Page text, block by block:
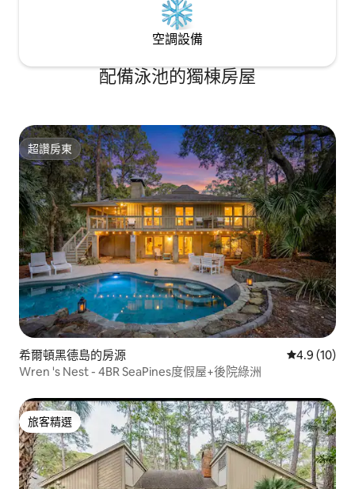
空調設備
配備泳池的獨棟房屋
超讚房東
超讚房東
希爾頓黑德島的房源 從 10 則評
4.9 (10)
Wren 's Nest - 4BR SeaPines度假屋+後院綠洲
旅客精選
旅客精選